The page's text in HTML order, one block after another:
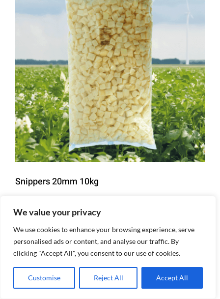
We value your privacy
We use cookies to enhance your browsing experience, serve
personalised ads or content, and analyse our traffic. By
clicking "Accept All", you consent to our use of cookies.
Customise Reject All Accept All
Snippers 20mm 10kg